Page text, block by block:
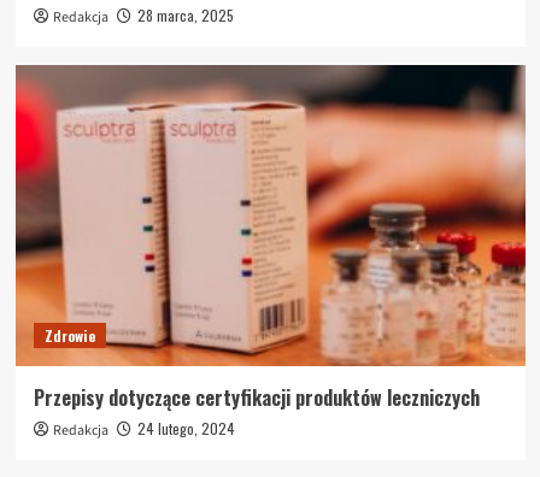
Redakcja 28 marca, 2025
Zdrowie
Przepisy dotyczące certyfikacji produktów leczniczych
Redakcja 24 lutego, 2024